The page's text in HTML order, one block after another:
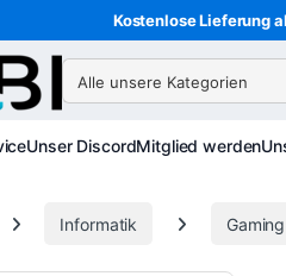
Kostenlose Lieferung
Suche nach:
Unser DiscordMitglied werden
Informatik Gaming